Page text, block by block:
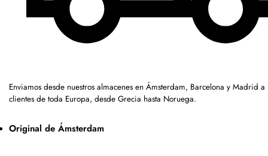
Enviamos desde nuestros almacenes en Ámsterdam, Barcelona y Madrid a
clientes de toda Europa, desde Grecia hasta Noruega.
Original de Ámsterdam